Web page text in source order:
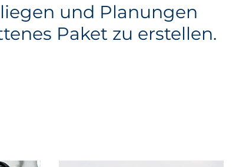
und Planungen
Paket zu erstellen.